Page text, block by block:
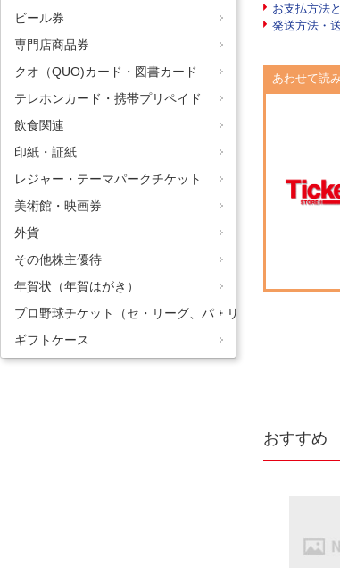
ビール券
専門店商品券
クオ（QUO)カード・図書カード
テレホンカード・携帯プリペイド
飲食関連
印紙・証紙
レジャー・テーマパークチケット
美術館・映画券
外貨
その他株主優待
年賀状（年賀はがき）
プロ野球チケット（セ・リーグ、パ・リーグ）
ギフトケース
お支払方法
発送方法・
あわせて読
おすすめ